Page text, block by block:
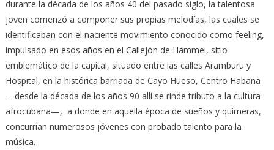
durante la década de los años 40 del pasado siglo, la talentosa
joven comenzó a componer sus propias melodías, las cuales se
identificaban con el naciente movimiento conocido como feeling,
impulsado en esos años en el Callejón de Hammel, sitio
emblemático de la capital, situado entre las calles Aramburu y
Hospital, en la histórica barriada de Cayo Hueso, Centro Habana
—desde la década de los años 90 allí se rinde tributo a la cultura
afrocubana—, a donde en aquella época de sueños y quimeras,
concurrían numerosos jóvenes con probado talento para la
música.